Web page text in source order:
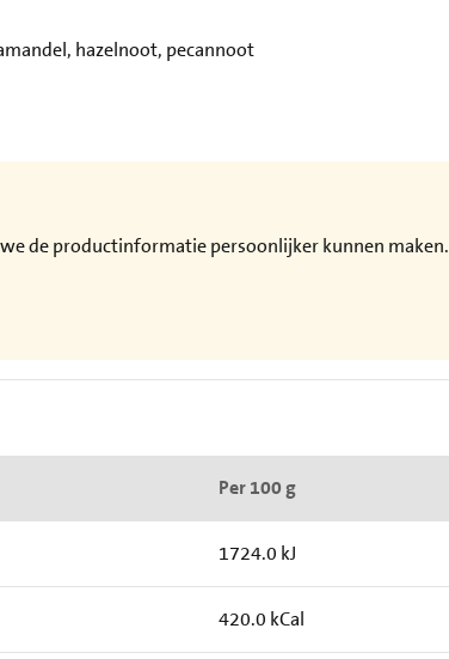
hazelnoot, pecannoot
de productinformatie persoonlijker kunnen maken.
Per 100 g
1724.0 kJ
420.0 kCal